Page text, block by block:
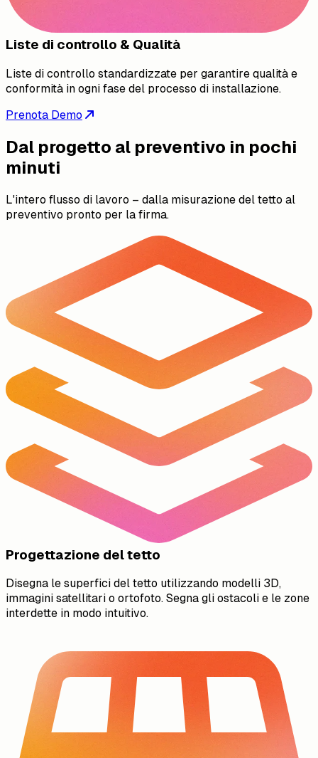
Liste di controllo & Qualità
Liste di controllo standardizzate per garantire qualità e
conformità in ogni fase del processo di installazione.
Prenota Demo
Dal progetto al preventivo in pochi
minuti
L'intero flusso di lavoro – dalla misurazione del tetto al
preventivo pronto per la firma.
Progettazione del tetto
Disegna le superfici del tetto utilizzando modelli 3D,
immagini satellitari o ortofoto. Segna gli ostacoli e le zone
interdette in modo intuitivo.